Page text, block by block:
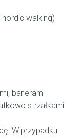
walking)
banerami
strzałkami
W przypadku